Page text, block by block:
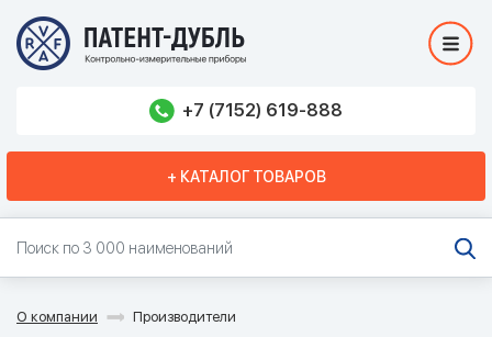
+7 (7152) 619-888
+ КАТАЛОГ ТОВАРОВ
О компании Производители